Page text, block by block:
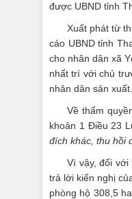
được UBND tỉnh
Xuất phát từ
cáo UBND tỉnh
cho nhân dân xã
nhất trí với chủ
nhân dân sản xuất.
Về thẩm
khoản 1 Điều 23
đích khác, thu hồi
Vì vậy, đối
trả lời kiến nghị
phòng hộ 308,5